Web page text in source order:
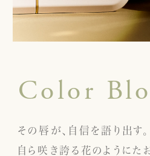
Color
その唇が、自信を語り出す。
自ら咲き誇る花のようにた